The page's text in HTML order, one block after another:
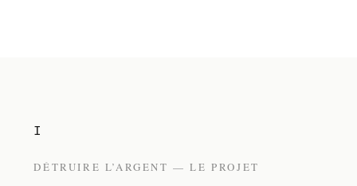
I
DÉTRUIRE L’ARGENT — LE PROJET